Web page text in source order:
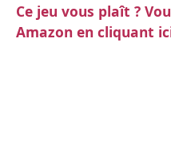
Ce jeu vous plaît ?
Amazon en cliquant